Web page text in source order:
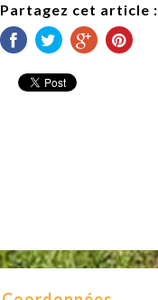
Partagez cet article :